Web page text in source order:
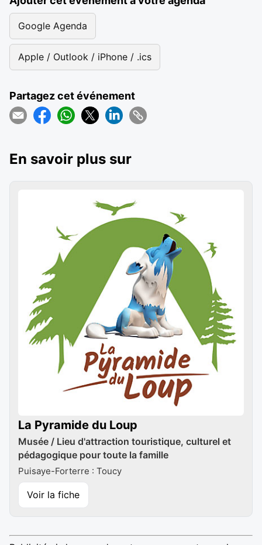
Google Agenda
Apple / Outlook / iPhone / .ics
Partagez cet événement
En savoir plus sur
La Pyramide du Loup
Musée / Lieu d'attraction touristique, culturel et
pédagogique pour toute la famille
Puisaye-Forterre : Toucy
Voir la fiche